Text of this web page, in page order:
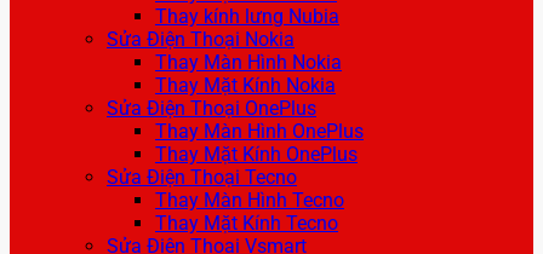
Thay kính lưng Nubia
Sửa Điện Thoại Nokia
Thay Màn Hình Nokia
Thay Mặt Kính Nokia
Sửa Điện Thoại OnePlus
Thay Màn Hình OnePlus
Thay Mặt Kính OnePlus
Sửa Điện Thoại Tecno
Thay Màn Hình Tecno
Thay Mặt Kính Tecno
Sửa Điện Thoại Vsmart